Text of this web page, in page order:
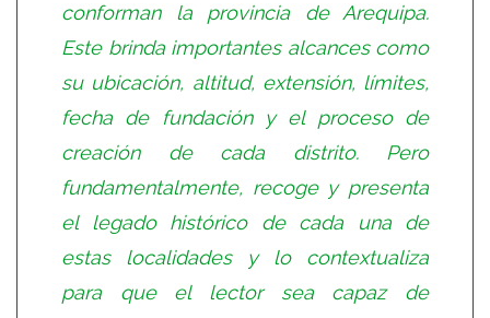
conforman la provincia de Arequipa.
Este brinda importantes alcances como
su ubicación, altitud, extensión, límites,
fecha de fundación y el proceso de
creación de cada distrito. Pero
fundamentalmente, recoge y presenta
el legado histórico de cada una de
estas localidades y lo contextualiza
para que el lector sea capaz de